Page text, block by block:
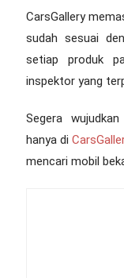
CarsGallery
sudah sesuai
setiap produk
inspektor yang
Segera
hanya di
mencari mobil